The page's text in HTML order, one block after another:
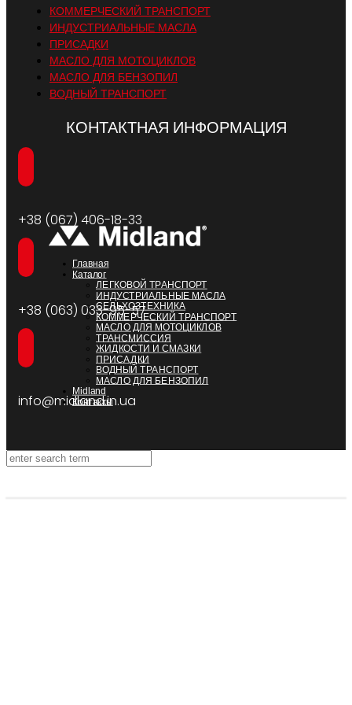
КОММЕРЧЕСКИЙ ТРАНСПОРТ
ИНДУСТРИАЛЬНЫЕ МАСЛА
ПРИСАДКИ
МАСЛО ДЛЯ МОТОЦИКЛОВ
МАСЛО ДЛЯ БЕНЗОПИЛ
ВОДНЫЙ ТРАНСПОРТ
КОНТАКТНАЯ ИНФОРМАЦИЯ
+38 (067) 406-18-33
+38 (063) 033-95-57
info@midland.in.ua
Главная
Каталог
ЛЕГКОВОЙ ТРАНСПОРТ
ИНДУСТРИАЛЬНЫЕ МАСЛА
СЕЛЬХОЗТЕХНИКА
КОММЕРЧЕСКИЙ ТРАНСПОРТ
МАСЛО ДЛЯ МОТОЦИКЛОВ
ТРАНСМИССИЯ
ЖИДКОСТИ И СМАЗКИ
ПРИСАДКИ
ВОДНЫЙ ТРАНСПОРТ
МАСЛО ДЛЯ БЕНЗОПИЛ
Midland
Контакты